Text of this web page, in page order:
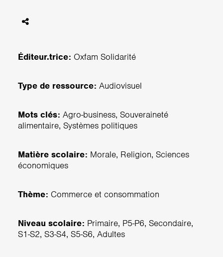
Éditeur.trice: Oxfam Solidarité
Type de ressource: Audiovisuel
Mots clés: Agro-business, Souveraineté
alimentaire, Systèmes politiques
Matière scolaire: Morale, Religion, Sciences
économiques
Thème: Commerce et consommation
Niveau scolaire: Primaire, P5-P6, Secondaire,
S1-S2, S3-S4, S5-S6, Adultes